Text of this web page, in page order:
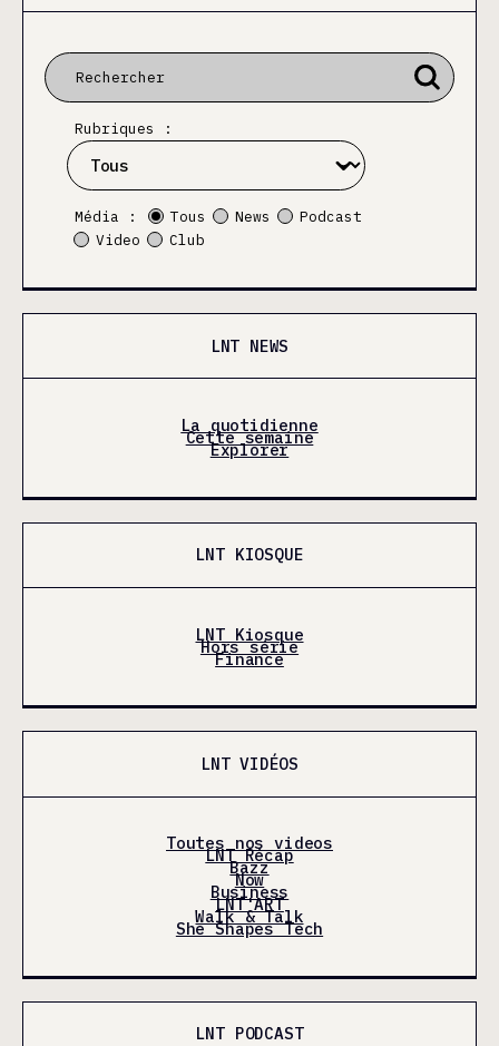
Rubriques :
Média : Tous News
Podcast
Video
Club
LNT NEWS
La quotidienne
Cette semaine
Explorer
LNT KIOSQUE
LNT Kiosque
Hors série
Finance
LNT VIDÉOS
Toutes nos videos
LNT Récap
Bazz
Now
Business
LNT'ART
Walk & Talk
She Shapes Tech
LNT PODCAST